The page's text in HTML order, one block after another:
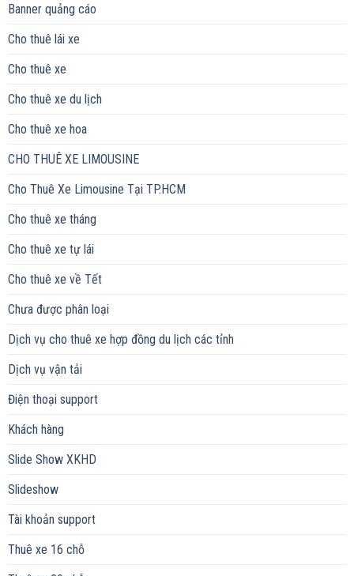
Banner quảng cáo
Cho thuê lái xe
Cho thuê xe
Cho thuê xe du lịch
Cho thuê xe hoa
CHO THUÊ XE LIMOUSINE
Cho Thuê Xe Limousine Tại TP.HCM
Cho thuê xe tháng
Cho thuê xe tự lái
Cho thuê xe về Tết
Chưa được phân loại
Dịch vụ cho thuê xe hợp đồng du lịch các tỉnh
Dịch vụ vận tải
Điện thoại support
Khách hàng
Slide Show XKHD
Slideshow
Tài khoản support
Thuê xe 16 chỗ